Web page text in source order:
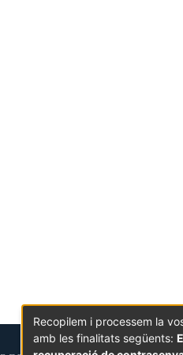
Recopilem i processem la
amb les finalitats següents: